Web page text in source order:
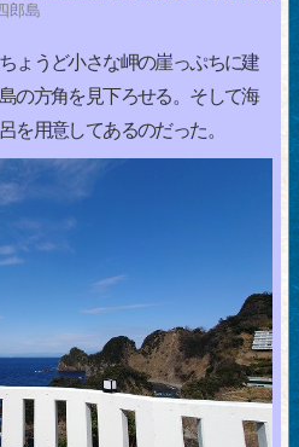
郎島
ょうど小さな岬の崖っぷちに建
の方角を見下ろせる。そして海
を用意してあるのだった。